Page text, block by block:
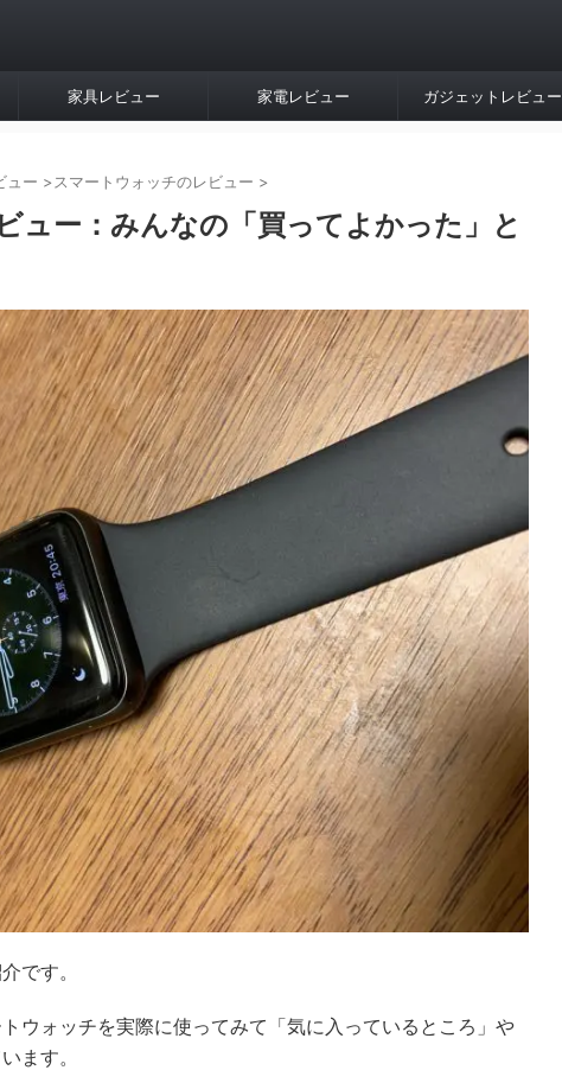
家具レビュー 家電レビュー ガジェットレビュー
ュー >スマートウォッチのレビュー >
ュー：みんなの「買ってよかった」と
です。
ウォッチを実際に使ってみて「気に入っているところ」や
ます。